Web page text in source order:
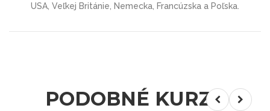
USA, Veľkej Británie, Nemecka, Francúzska a Poľska.
PODOBNÉ KURZY